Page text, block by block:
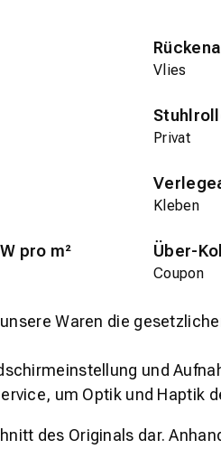
Vlies
Privat
Kleben
pro m² Über-
Coupon
Waren die
und
um Optik und Haptik
des Originals dar.